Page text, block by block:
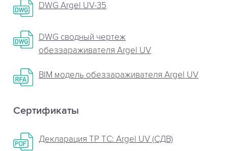
DWG Argel UV-35
DWG сводный чертеж
обеззараживателя Argel UV
BIM модель обеззараживателя Argel UV
Сертификаты
Декларация ТР ТС: Argel UV (СДВ)